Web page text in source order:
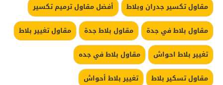
مقاول تكسير جدران وبلاط
أفضل مقاول ترميم تكسير
مقاول بلاط في جدة
مقاول بلاط جدة
مقاول تغيير بلاط
تغيير بلاط احواش
مقاول بلاط في جده
مقاول تسكير بلاط
تغيير بلاط أحواش